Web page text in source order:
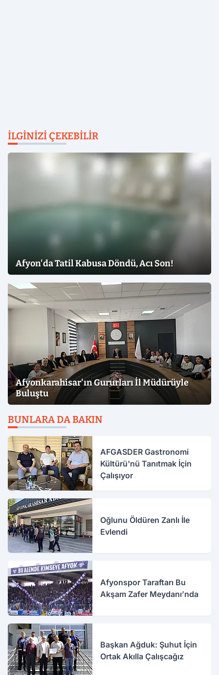
İLGINIZI ÇEKEBILIR
Afyon'da Tatil Kabusa Döndü, Acı Son!
Afyonkarahisar'ın Gururları İl Müdürüyle
Buluştu
BUNLARA DA BAKIN
AFGASDER Gastronomi
Kültürü'nü Tanıtmak İçin
Çalışıyor
Oğlunu Öldüren Zanlı İle
Evlendi
Afyonspor Taraftarı Bu
Akşam Zafer Meydanı’nda
Başkan Ağduk: Şuhut İçin
Ortak Akılla Çalışcağız